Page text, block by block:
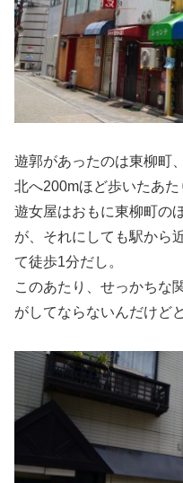
遊郭があったのは東柳町
北へ200mほど歩いたあた
遊女屋はおもに東柳町の
が、それにしても駅から
て徒歩1分だし。
このあたり、せっかちな
がしてならないんだけど